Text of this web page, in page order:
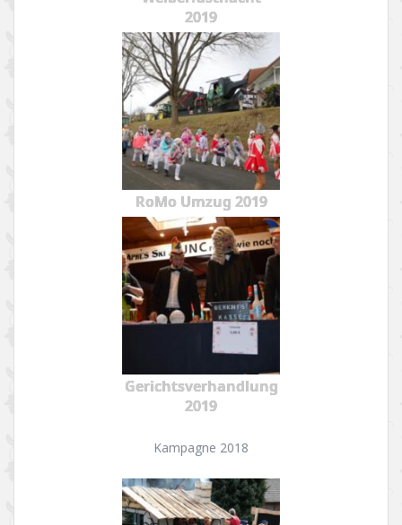
2019
RoMo Umzug 2019
Gerichtsverhandlung
2019
Kampagne 2018